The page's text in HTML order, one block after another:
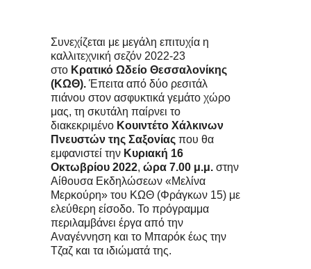
Συνεχίζεται με μεγάλη επιτυχία η
καλλιτεχνική σεζόν 2022-23
στο Κρατικό Ωδείο Θεσσαλονίκης
(ΚΩΘ). Έπειτα από δύο ρεσιτάλ
πιάνου στον ασφυκτικά γεμάτο χώρο
μας, τη σκυτάλη παίρνει το
διακεκριμένο Κουιντέτο Χάλκινων
Πνευστών της Σαξονίας που θα
εμφανιστεί την Κυριακή 16
Οκτωβρίου 2022, ώρα 7.00 μ.μ. στην
Αίθουσα Εκδηλώσεων «Μελίνα
Μερκούρη» του ΚΩΘ (Φράγκων 15) με
ελεύθερη είσοδο. Το πρόγραμμα
περιλαμβάνει έργα από την
Αναγέννηση και το Μπαρόκ έως την
Τζαζ και τα ιδιώματά της.